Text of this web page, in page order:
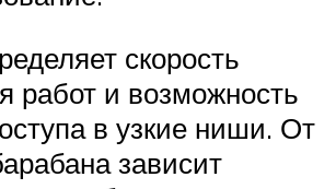
скорость
работ и возможность
в узкие ниши. От
зависит